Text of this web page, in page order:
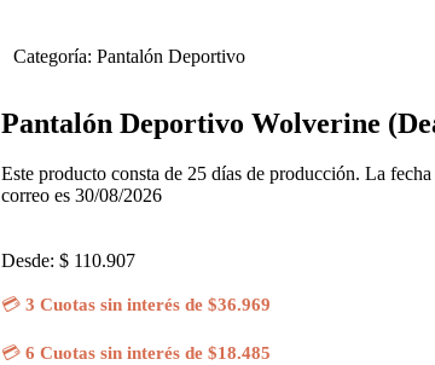
Categoría: Pantalón Deportivo
Pantalón Deportivo Wolverine
Este producto consta de 25 días de producción. La fecha
correo es 30/08/2026
Desde: $ 110.907
💳 3 Cuotas sin interés de $36.969
💳 6 Cuotas sin interés de $18.485